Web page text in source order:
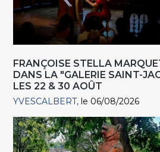
FRANÇOISE STELLA
DANS LA "GALERIE SAINT-
LES 22 & 30 AOÛT
YVESCALBERT le 06/08/2026